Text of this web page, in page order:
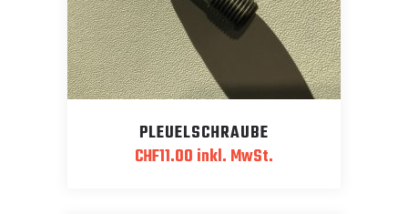
PLEUELSCHRAUBE
CHF11.00 inkl. MwSt.